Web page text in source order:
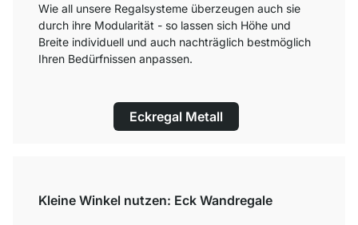
Wie all unsere Regalsysteme überzeugen auch sie
durch ihre Modularität - so lassen sich Höhe und
Breite individuell und auch nachträglich bestmöglich
Ihren Bedürfnissen anpassen.
Eckregal Metall
Kleine Winkel nutzen: Eck Wandregale